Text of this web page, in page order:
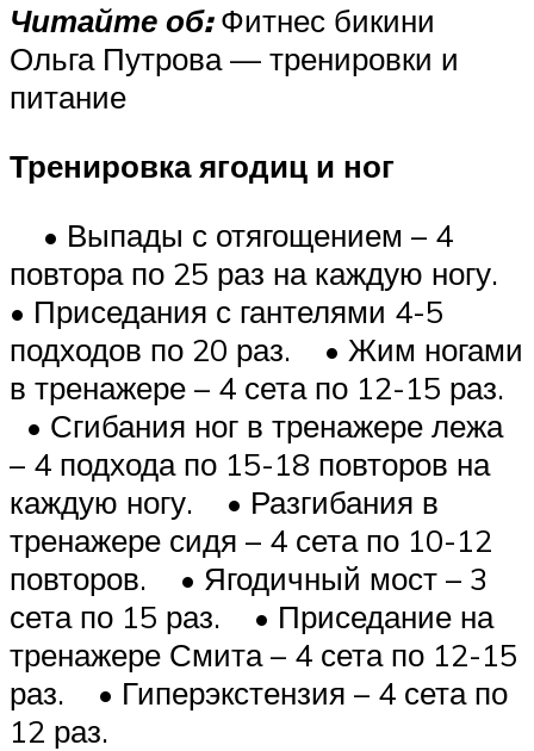
Читайте об:Фитнес бикини
Ольга Путрова — тренировки и
питание
Тренировка ягодиц и ног
• Выпады с отягощением – 4
повтора по 25 раз на каждую ногу.
• Приседания с гантелями 4-5
подходов по 20 раз. • Жим ногами
в тренажере – 4 сета по 12-15 раз.
• Сгибания ног в тренажере лежа
– 4 подхода по 15-18 повторов на
каждую ногу. • Разгибания в
тренажере сидя – 4 сета по 10-12
повторов. • Ягодичный мост – 3
сета по 15 раз. • Приседание на
тренажере Смита – 4 сета по 12-15
раз. • Гиперэкстензия – 4 сета по
12 раз.